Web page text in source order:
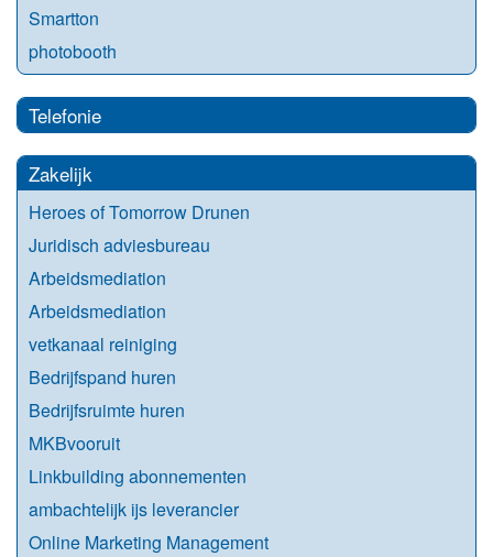
Smartton
photobooth
Telefonie
Zakelijk
Heroes of Tomorrow Drunen
Juridisch adviesbureau
Arbeidsmediation
Arbeidsmediation
vetkanaal reiniging
Bedrijfspand huren
Bedrijfsruimte huren
MKBvooruit
Linkbuilding abonnementen
ambachtelijk ijs leverancier
Online Marketing Management